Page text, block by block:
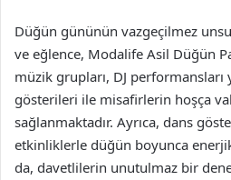
Düğün gününün vazgeçilmez
ve eğlence, Modalife Asil Düğün
müzik grupları, DJ performansları
gösterileri ile misafirlerin hoşça
sağlanmaktadır. Ayrıca, dans
etkinliklerle düğün boyunca
da, davetlilerin unutulmaz bir